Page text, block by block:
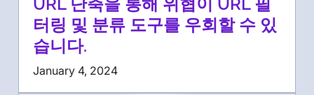
터링 및 분류 도구를 우회할 수 있
습니다.
January 4, 2024